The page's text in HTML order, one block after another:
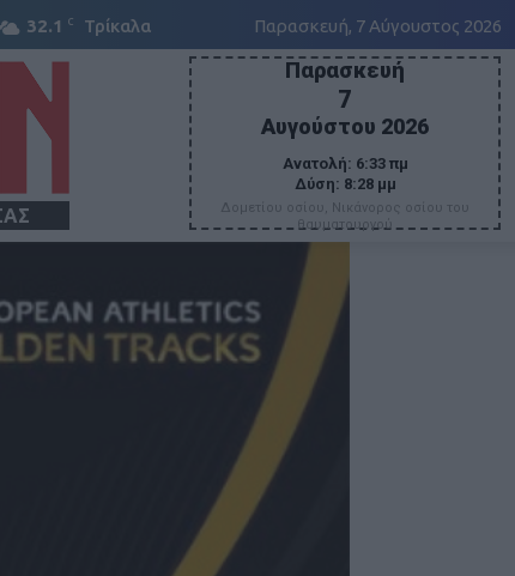
32.1 C Τρίκαλα Παρασκευή, 7 Αύγουστος 2026
Παρασκευή
7
Αυγούστου 2026
Ανατολή: 6:33 πμ
Δύση: 8:28 μμ
Δομετίου οσίου, Νικάνορος οσίου του
θαυματουργού